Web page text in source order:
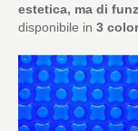
estetica, ma di
disponibile in 3